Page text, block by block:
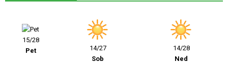
15/28
Pet
14/27
Sob
14/28
Ned